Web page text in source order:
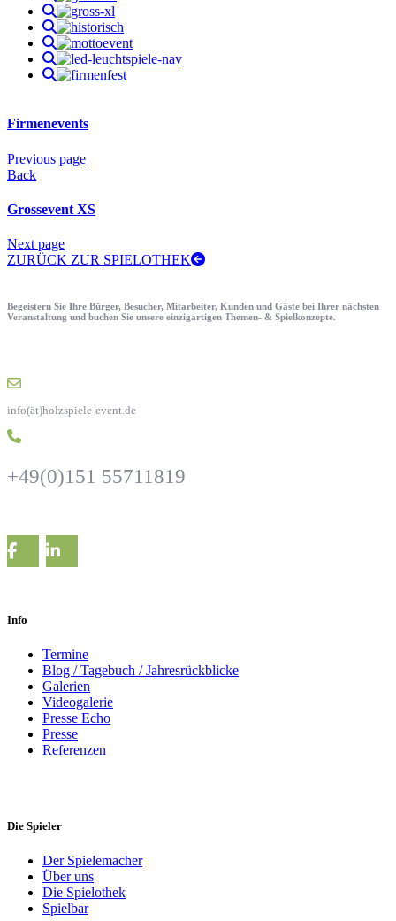
Firmenevents
Previous page
Back
Grossevent XS
Next page
ZURÜCK ZUR SPIELOTHEK
Begeistern Sie Ihre Bürger, Besucher, Mitarbeiter, Kunden und Gäste bei Ihrer nächsten
Veranstaltung und buchen Sie unsere einzigartigen Themen- & Spielkonzepte.
info(ät)holzspiele-event.de
+49(0)151 55711819
Info
Termine
Blog / Tagebuch / Jahresrückblicke
Galerien
Videogalerie
Presse Echo
Presse
Referenzen
Die Spieler
Der Spielemacher
Über uns
Die Spielothek
Spielbar